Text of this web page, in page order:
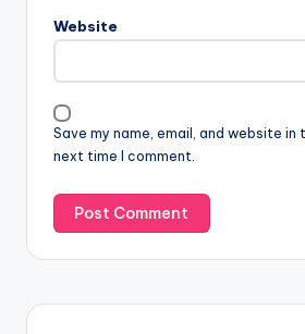
Website
Save my name, email, and website
next time I comment.